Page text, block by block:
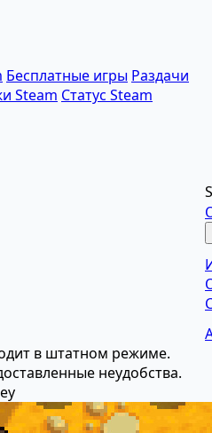
Бесплатные игры Раздачи
Steam Статус Steam
в штатном режиме.
неудобства.